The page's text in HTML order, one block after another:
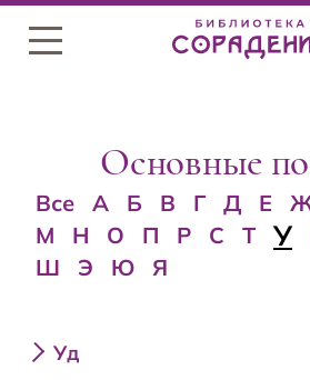
Меню
Основные
Все А Б В Г Д Е
М
Н О П Р С Т У
Ш
Э Ю Я
Уд